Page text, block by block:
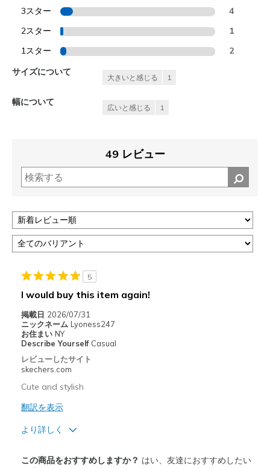
3スター 4
2スター 1
1スター 2
サイズについて
大きいと感じる 1
幅について
広いと感じる 1
49 レビュー
5
I would buy this item again!
掲載日 2026/07/31
ニックネーム Lyoness247
お住まい NY
Describe Yourself Casual
レビューしたサイト
skechers.com
Cute and stylish
翻訳を表示
より詳しく
この商品をおすすめしますか？ はい、友達におすすめしたい